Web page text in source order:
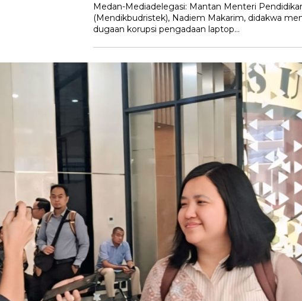
Medan-Mediadelegasi: Mantan Menteri
(Mendikbudristek), Nadiem Makarim, didakwa
dugaan korupsi pengadaan laptop…